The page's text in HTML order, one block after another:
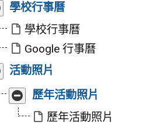
展
開/
收
學校行事曆
學校行事曆
Google 行事曆
展
開/
收
合
活動照片
展
開/
收
歷年活動照片
歷年活動照片